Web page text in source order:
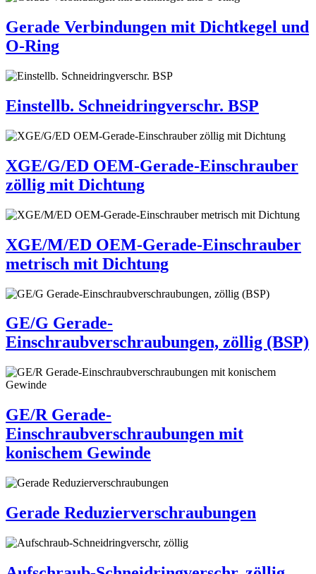
Gerade Verbindungen mit Dichtkegel und
O-Ring
Einstellb. Schneidringverschr. BSP
XGE/G/ED OEM-Gerade-Einschrauber
zöllig mit Dichtung
XGE/M/ED OEM-Gerade-Einschrauber
metrisch mit Dichtung
GE/G Gerade-
Einschraubverschraubungen, zöllig (BSP)
GE/R Gerade-
Einschraubverschraubungen mit
konischem Gewinde
Gerade Reduzierverschraubungen